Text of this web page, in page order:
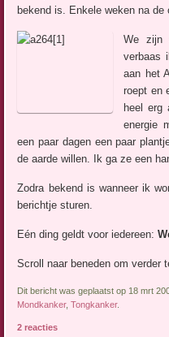
bekend is. Enkele weken na de
We zijn
verbaas
aan het
roept en
heel erg
energie
een paar dagen een paar
de aarde willen. Ik ga ze een
Zodra bekend is wanneer ik
berichtje sturen.
Eén ding geldt voor iedereen:
Scroll naar beneden om verder
Dit bericht was geplaatst op 18 mrt
Mondkanker,Tongkanker.
2 reacties